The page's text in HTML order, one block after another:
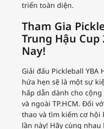
triển toàn diện.
Tham Gia
Trung Hậu Cup
Nay!
Giải đấu Pickleball YBA
hứa hẹn sẽ là một sự
hấp dẫn dành cho
và ngoài TP.HCM. Đối
thao và tìm kiếm cơ
lần này! Hãy cùng